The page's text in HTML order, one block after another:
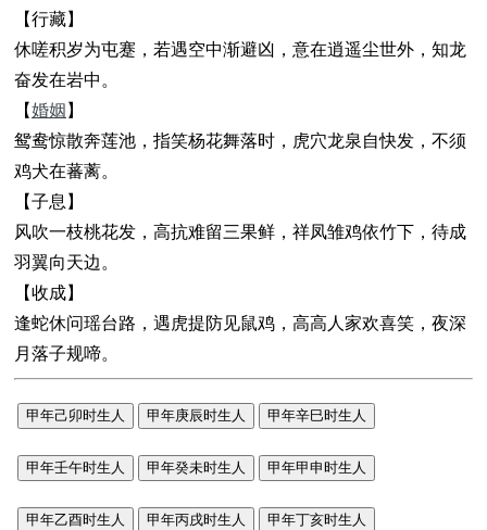
【行藏】
休嗟积岁为屯蹇，若遇空中渐避凶，意在逍遥尘世外，知龙
奋发在岩中。
【婚姻 】
鸳鸯惊散奔莲池，指笑杨花舞落时，虎穴龙泉自快发，不须
鸡犬在蕃蓠。
【子息】
风吹一枝桃花发，高抗难留三果鲜，祥凤雏鸡依竹下，待成
羽翼向天边。
【收成】
逢蛇休问瑶台路，遇虎提防见鼠鸡，高高人家欢喜笑，夜深
月落子规啼。
甲年己卯时生人 甲年庚辰时生人 甲年辛巳时生人
甲年壬午时生人 甲年癸未时生人 甲年甲申时生人
甲年乙酉时生人 甲年丙戌时生人 甲年丁亥时生人